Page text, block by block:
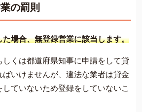
の罰則
た場合、無登録営業に該当します。
しくは都道府県知事に申請をして貸
いけませんが、違法な業者は貸金
ていないため登録をしていないこ